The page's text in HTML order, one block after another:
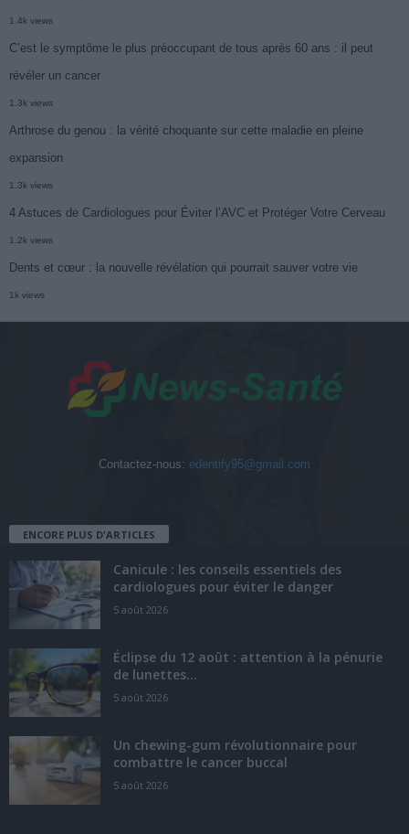
1.4k views
C’est le symptôme le plus préoccupant de tous après 60 ans : il peut
révéler un cancer
1.3k views
Arthrose du genou : la vérité choquante sur cette maladie en pleine
expansion
1.3k views
4 Astuces de Cardiologues pour Éviter l’AVC et Protéger Votre Cerveau
1.2k views
Dents et cœur : la nouvelle révélation qui pourrait sauver votre vie
1k views
Contactez-nous: edentify95@gmail.com
ENCORE PLUS D'ARTICLES
Canicule : les conseils essentiels des
cardiologues pour éviter le danger
5 août 2026
Éclipse du 12 août : attention à la pénurie
de lunettes...
5 août 2026
Un chewing-gum révolutionnaire pour
combattre le cancer buccal
5 août 2026